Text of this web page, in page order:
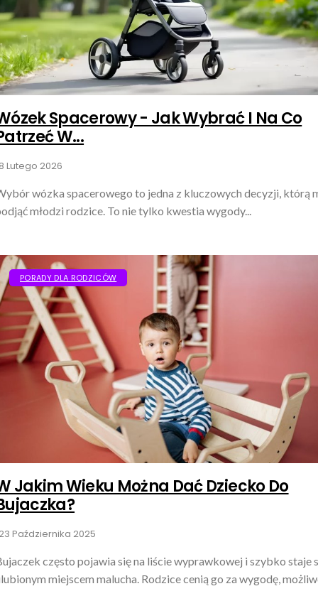
Spacerowy - Jak Wybrać I Na Co
W...
Lutego 2026
wózka spacerowego to jedna z kluczowych decyzji, którą
młodzi rodzice. To nie tylko kwestia wygody...
PORADY DLA RODZICÓW
Jakim Wieku Można Dać Dziecko Do
Października 2025
często pojawia się na liście wyprawkowej i szybko staje
miejscem malucha. Rodzice cenią go za wygodę,